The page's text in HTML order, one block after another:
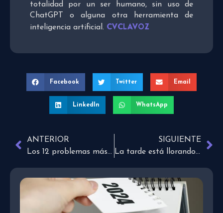
totalidad por un ser humano, sin uso de
ChatGPT o alguna otra herramienta de
inteligencia artificial. CVCLAVOZ
Facebook Twitter Email
LinkedIn WhatsApp
ANTERIOR
Los 12 problemas más comunes en una relación amorosa
SIGUIENTE
La tarde está llorando y es por ti